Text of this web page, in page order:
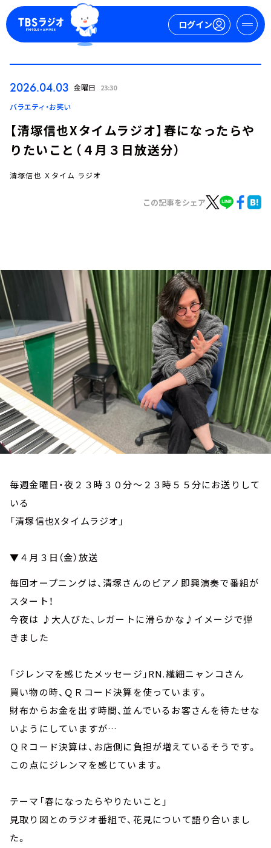
ログイン
ログイン
お知らせ
イベント・グッズ
YouTube
会社情報
2026.04.03 金曜日 23:30
バラエティ・お笑い
【清塚信也Xタイムラジオ】春になったらや
りたいこと（４月３日放送分）
清塚信也 Ｘタイム ラジオ
この記事をシェア
毎週金曜日・夜２３時３０分～２３時５５分にお送りして
いる
「清塚信也Xタイムラジオ」
▼４月３日（金）放送
毎回オープニングは、清塚さんのピアノ即興演奏で番組が
スタート！
今夜は ♪大人びた、レガートに滑らかな♪イメージで弾
きました
「ジレンマを感じたメッセージ」RN.繊細ニャンコさん
買い物の時、ＱＲコード決算を使っています。
財布からお金を出す時間、並んでいるお客さんを待たせな
いようにしていますが…
ＱＲコード決算は、お店側に負担が増えているそうです。
この点にジレンマを感じています。
テーマ「春になったらやりたいこと」
見取り図とのラジオ番組で、花見について語り合いまし
た。